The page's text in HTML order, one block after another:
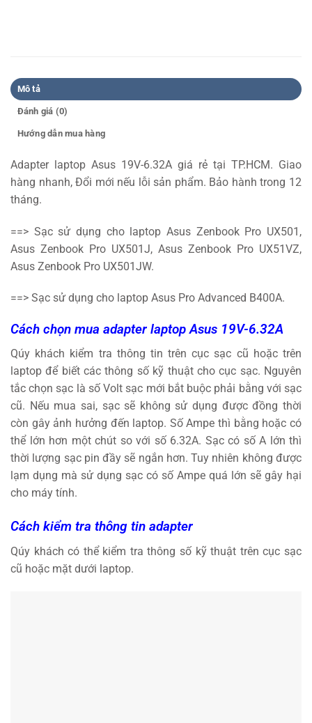
Mô tả
Đánh giá (0)
Hướng dẫn mua hàng
Adapter laptop Asus 19V-6.32A giá rẻ tại TP.HCM. Giao
hàng nhanh, Đổi mới nếu lỗi sản phẩm. Bảo hành trong 12
tháng.
==> Sạc sử dụng cho laptop Asus Zenbook Pro UX501,
Asus Zenbook Pro UX501J, Asus Zenbook Pro UX51VZ,
Asus Zenbook Pro UX501JW.
==> Sạc sử dụng cho laptop Asus Pro Advanced B400A.
Cách chọn mua adapter laptop Asus 19V-6.32A
Qúy khách kiểm tra thông tin trên cục sạc cũ hoặc trên
laptop để biết các thông số kỹ thuật cho cục sạc. Nguyên
tắc chọn sạc là số Volt sạc mới bắt buộc phải bằng với sạc
cũ. Nếu mua sai, sạc sẽ không sử dụng được đồng thời
còn gây ảnh hưởng đến laptop. Số Ampe thì bằng hoặc có
thể lớn hơn một chút so với số 6.32A. Sạc có số A lớn thì
thời lượng sạc pin đầy sẽ ngắn hơn. Tuy nhiên không được
lạm dụng mà sử dụng sạc có số Ampe quá lớn sẽ gây hại
cho máy tính.
Cách kiểm tra thông tin adapter
Qúy khách có thể kiểm tra thông số kỹ thuật trên cục sạc
cũ hoặc mặt dưới laptop.